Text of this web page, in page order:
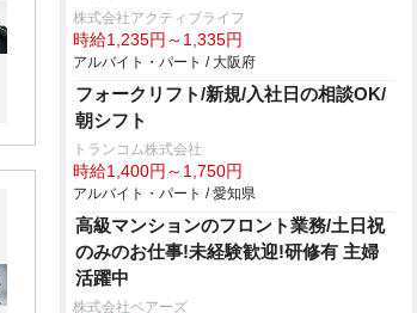
株式会社アクティブライフ
時給1,235円～1,335円
アルバイト・パート / 大阪府
フォークリフト/新規/入社日の相談OK/
朝シフト
トランコム株式会社
時給1,400円～1,750円
アルバイト・パート / 愛知県
⾼級マンションのフロント業務/土日祝
のみのお仕事!未経験歓迎!研修有 主婦
活躍中
株式会社ベアーズ